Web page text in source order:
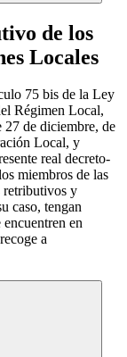
de los
Locales
75 bis de la Ley
Régimen Local,
27 de diciembre, de
Local, y
real decreto-
miembros de las
retributivos y
caso, tengan
en
a